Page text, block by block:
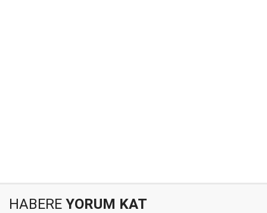
HABERE YORUM KAT